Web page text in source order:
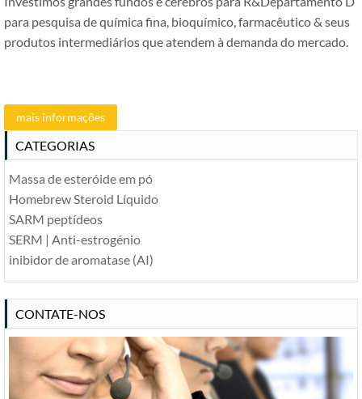
para pesquisa de química fina, bioquímico, farmacêutico & seus
produtos intermediários que atendem à demanda do mercado.
mais informações
CATEGORIAS
Massa de esteróide em pó
Homebrew Steroid Líquido
SARM peptídeos
SERM | Anti-estrogénio
inibidor de aromatase (AI)
CONTATE-NOS